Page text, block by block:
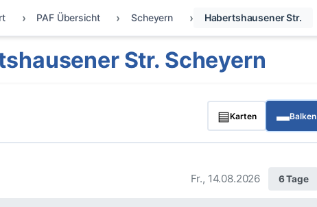
PAF Übersicht Scheyern Habertshausener Str.
Str. Scheyern
▤Karten ▬Balken
Fr., 14.08.2026 6 Tage